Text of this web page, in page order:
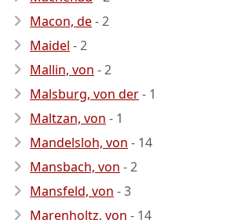
Macon, de- 2
Maidel - 2
Mallin, von - 2
Malsburg, von der- 1
Maltzan, von - 1
Mandelsloh, von - 14
Mansbach, von - 2
Mansfeld, von - 3
Marenholtz, von - 14